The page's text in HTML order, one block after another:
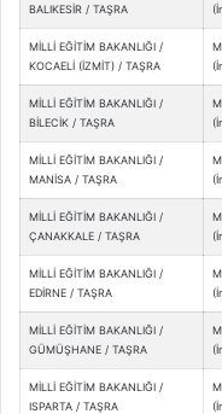
BALIKESİR / TAŞRA
MİLLİ EĞİTİM BAKANLIĞI /
KOCAELİ (İZMİT) / TAŞRA
MİLLİ EĞİTİM BAKANLIĞI /
BİLECİK / TAŞRA
MİLLİ EĞİTİM BAKANLIĞI /
MANİSA / TAŞRA
MİLLİ EĞİTİM BAKANLIĞI /
ÇANAKKALE / TAŞRA
MİLLİ EĞİTİM BAKANLIĞI /
EDİRNE / TAŞRA
MİLLİ EĞİTİM BAKANLIĞI /
GÜMÜŞHANE / TAŞRA
MİLLİ EĞİTİM BAKANLIĞI /
ISPARTA / TAŞRA